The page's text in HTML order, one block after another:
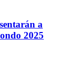
a
2025